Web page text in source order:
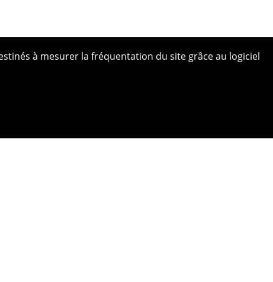
à mesurer la fréquentation du site grâce au logiciel